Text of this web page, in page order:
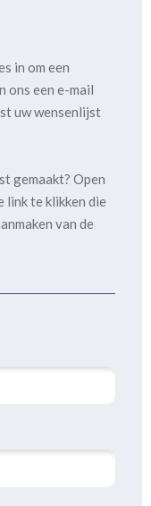
in om een
ons een e-mail
uw wensenlijst
gemaakt? Open
link te klikken die
van de